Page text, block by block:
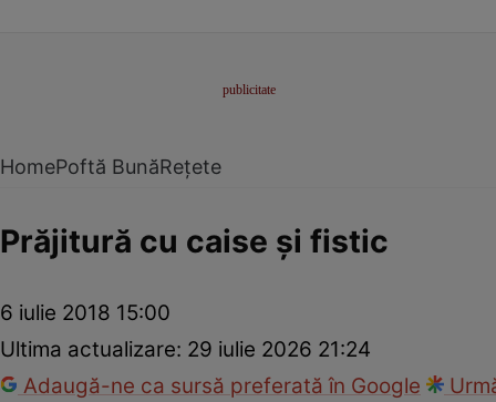
HomePoftă BunăRețete
Prăjitură cu caise şi fistic
6 iulie 2018 15:00
Ultima actualizare: 29 iulie 2026 21:24
Adaugă-ne ca sursă preferată în Google